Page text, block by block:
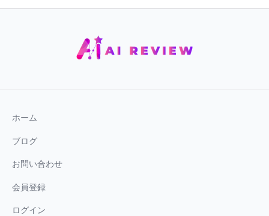
ホーム
ブログ
お問い合わせ
会員登録
ログイン